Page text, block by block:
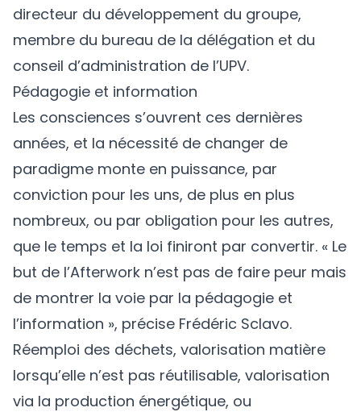
directeur du développement du groupe,
membre du bureau de la délégation et du
conseil d’administration de l’UPV.
Pédagogie et information
Les consciences s’ouvrent ces dernières
années, et la nécessité de changer de
paradigme monte en puissance, par
conviction pour les uns, de plus en plus
nombreux, ou par obligation pour les autres,
que le temps et la loi finiront par convertir. « Le
but de l’Afterwork n’est pas de faire peur mais
de montrer la voie par la pédagogie et
l’information », précise Frédéric Sclavo.
Réemploi des déchets, valorisation matière
lorsqu’elle n’est pas réutilisable, valorisation
via la production énergétique, ou